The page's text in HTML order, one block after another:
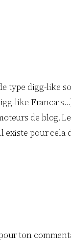
type digg-like
like
de
existe pour cela
ton